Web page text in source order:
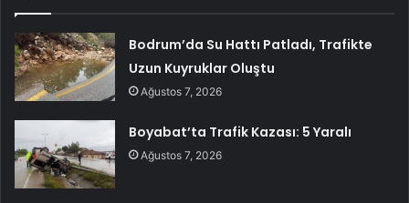
Bodrum’da Su Hattı Patladı, Trafikte
Uzun Kuyruklar Oluştu
Ağustos 7, 2026
Boyabat’ta Trafik Kazası: 5 Yaralı
Ağustos 7, 2026